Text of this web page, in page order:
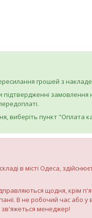
грошей з
замовлення
виберіть пункт "Оплата
в місті Одеса,
щодня, крім
В не робочий час або
менеджер!